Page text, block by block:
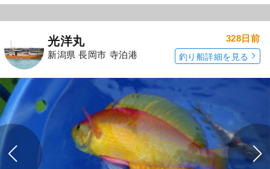
光洋丸
新潟県 長岡市 寺泊港
328日前
釣り船詳細を見る